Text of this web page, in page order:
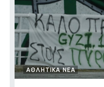
ΑΘΛΗΤΙΚΑ ΝΕΑ